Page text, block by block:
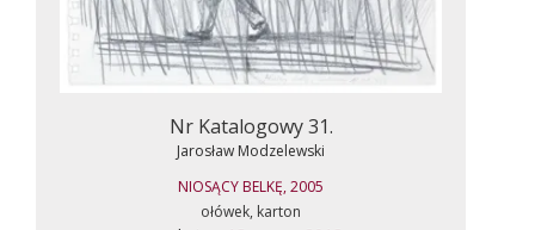
Nr Katalogowy 31.
Jarosław Modzelewski
NIOSĄCY BELKĘ, 2005
ołówek, karton